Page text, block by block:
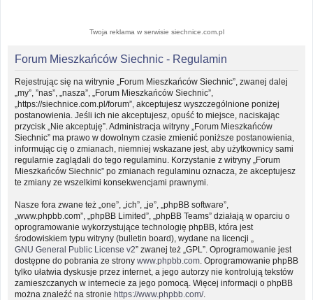
Twoja reklama w serwisie siechnice.com.pl
Forum Mieszkańców Siechnic - Regulamin
Rejestrując się na witrynie „Forum Mieszkańców Siechnic”, zwanej dalej
„my”, ”nas”, „nasza”, „Forum Mieszkańców Siechnic”,
„https://siechnice.com.pl/forum”, akceptujesz wyszczególnione poniżej
postanowienia. Jeśli ich nie akceptujesz, opuść to miejsce, naciskając
przycisk „Nie akceptuję”. Administracja witryny „Forum Mieszkańców
Siechnic” ma prawo w dowolnym czasie zmienić poniższe postanowienia,
informując cię o zmianach, niemniej wskazane jest, aby użytkownicy sami
regularnie zaglądali do tego regulaminu. Korzystanie z witryny „Forum
Mieszkańców Siechnic” po zmianach regulaminu oznacza, że akceptujesz
te zmiany ze wszelkimi konsekwencjami prawnymi.
Nasze fora zwane też „one”, „ich”, „je”, „phpBB software”,
„www.phpbb.com”, „phpBB Limited”, „phpBB Teams” działają w oparciu o
oprogramowanie wykorzystujące technologię phpBB, która jest
środowiskiem typu witryny (bulletin board), wydane na licencji „
GNU General Public License v2” zwanej też „GPL”. Oprogramowanie jest
dostępne do pobrania ze strony www.phpbb.com . Oprogramowanie phpBB
tylko ułatwia dyskusje przez internet, a jego autorzy nie kontrolują tekstów
zamieszczanych w internecie za jego pomocą. Więcej informacji o phpBB
można znaleźć na stronie https://www.phpbb.com/.